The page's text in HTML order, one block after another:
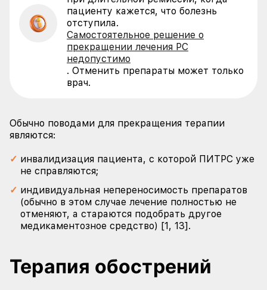
пациенту кажется, что болезнь
отступила.
Самостоятельное решение о
прекращении лечения РС
недопустимо
. Отменить препараты может только
врач.
Обычно поводами для прекращения терапии
являются:
инвалидизация пациента, с которой ПИТРС уже
не справляются;
индивидуальная непереносимость препаратов
(обычно в этом случае лечение полностью не
отменяют, а стараются подобрать другое
медикаментозное средство) [1, 13].
Терапия обострений